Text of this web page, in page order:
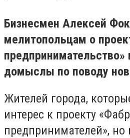
Бизнесмен Алексей
мелитопольцам о
предпринимательство»
домыслы по поводу
Жителей города,
интерес к проекту
предпринимателей»,